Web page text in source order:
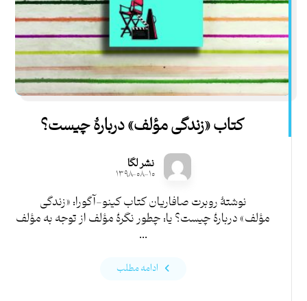
کتاب «زندگی مؤلف» دربارۀ چیست؟
نشر لگا
۱۳۹۸-۰۸-۱۰
نوشتۀ روبرت صافاریان کتاب کینو-آگورا: «زندگی
مؤلف» دربارۀ چیست؟ یا: چطور نگرۀ مؤلف از توجه به مؤلف
...
ادامه مطلب